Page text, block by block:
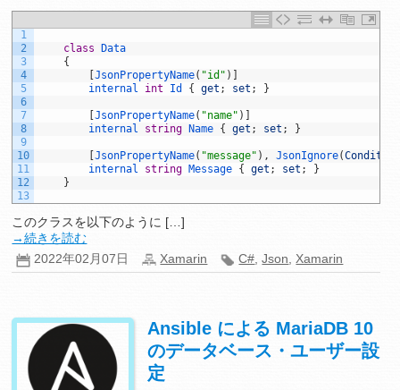
1
2
3
4
5
6
7
8
9
10
11
12
13
class
Data
{
[JsonPropertyName( "id" )
internal
int Id { get ; set ; }
[JsonPropertyName( "name" )
internal
string Name { get ; set ; }
[JsonPropertyName( "message" ) , JsonIgnore(
internal
string Message { get ; set ;
}
}
このクラスを以下のように […]
→続きを読む
2022年02月07日
Xamarin C# ,Json Xamarin
Ansible による MariaDB 10
のデータベース・ユーザー設
定